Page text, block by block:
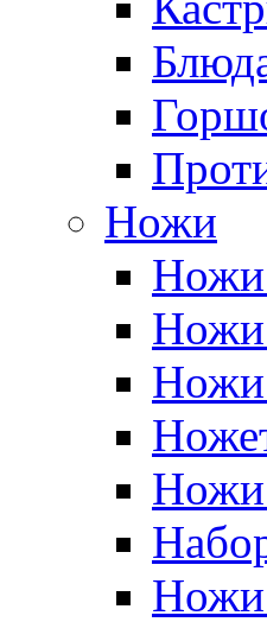
Ножи
Ножи
Ножи
Ножи
Ножи